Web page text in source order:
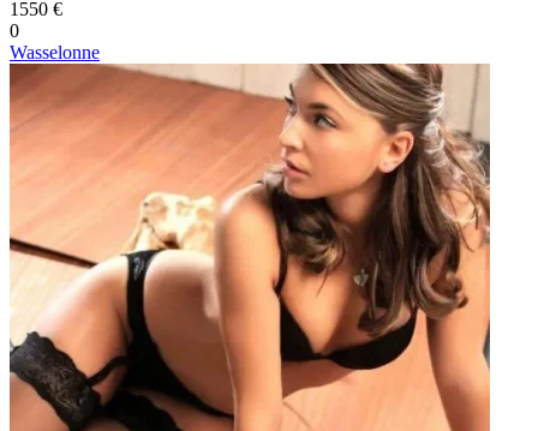
1550 €
0
Wasselonne